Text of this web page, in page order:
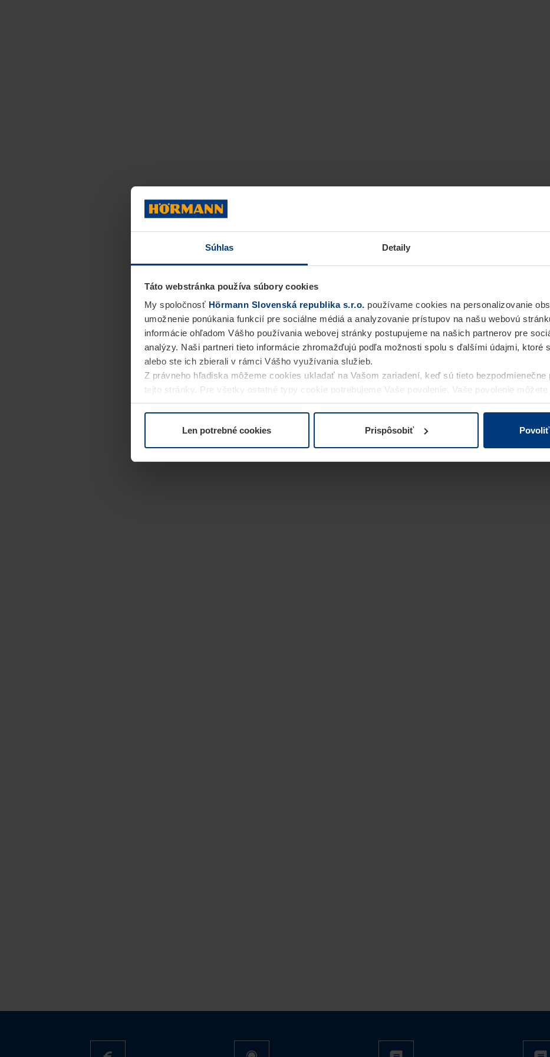
Súhlas Detaily
Táto webstránka používa súbory cookies
My spoločnosť Hörmann Slovenská republika s.r.o. používame cookies na personalizovanie
umožnenie ponúkania funkcií pre sociálne médiá a analyzovanie prístupov na našu webovú
informácie ohľadom Vášho používania webovej stránky postupujeme na našich partnerov pre
analýzy. Naši partneri tieto informácie zhromažďujú podľa možnosti spolu s ďalšími údajmi, ktoré
alebo ste ich zbierali v rámci Vášho využívania služieb.
Z právneho hľadiska môžeme cookies ukladať na Vašom zariadení, keď sú tieto bezpodmienečne
tejto stránky. Pre všetky ostatné typy cookie potrebujeme Vaše povolenie. Vaše povolenie
alebo odvolať vo vysvetlení cookie na stránkeVyhlásenie o ochrane osobných údajovnašej
Len potrebné cookies Prispôsobiť